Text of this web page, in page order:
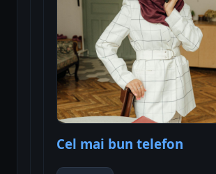
Cel mai bun telefon